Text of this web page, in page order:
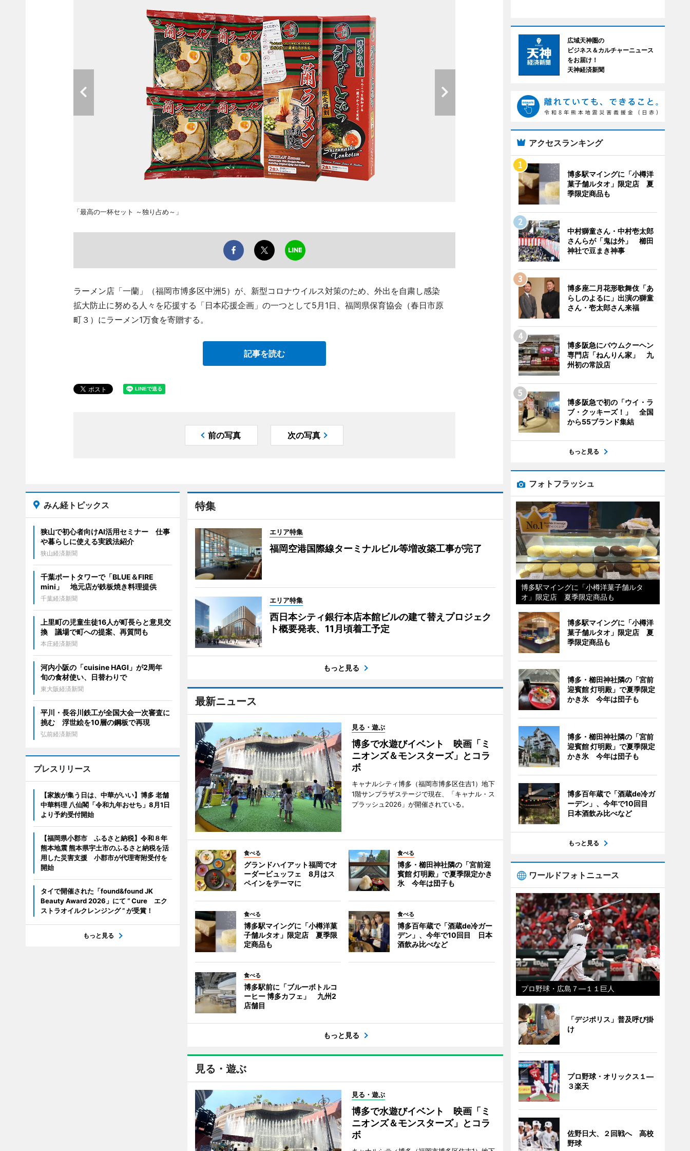
「最高の一杯セット ～独り占め～」
ラーメン店「一蘭」（福岡市博多区中洲5）が、新型コロナウイルス対策のため、外出を自粛し感染
拡大防止に努める人々を応援する「日本応援企画」の一つとして5月1日、福岡県保育協会（春日市原
町３）にラーメン1万食を寄贈する。
記事を読む
前の写真 次の写真
特集
エリア特集
福岡空港国際線ターミナルビル等増改築工事が完了
エリア特集
西日本シティ銀行本店本館ビルの建て替えプロジェク
ト概要発表、11月頃着工予定
もっと見る
最新ニュース
見る・遊ぶ
博多で水遊びイベント 映画「ミ
ニオンズ＆モンスターズ」とコラ
ボ
キャナルシティ博多（福岡市博多区住吉1）地下
1階サンプラザステージで現在、「キャナル・ス
プラッシュ2026」が開催されている。
食べる
グランドハイアット福岡でオ
ーダービュッフェ 8月はス
ペインをテーマに
食べる
博多・櫛田神社隣の「宮前迎
賓館 灯明殿」で夏季限定かき
氷 今年は団子も
食べる
博多駅マイングに「小樽洋菓
子舗ルタオ」限定店 夏季限
定商品も
食べる
博多百年蔵で「酒蔵de冷ガー
デン」、今年で10回目 日本
酒飲み比べなど
食べる
博多駅前に「ブルーボトルコ
ーヒー 博多カフェ」 九州2
店舗目
もっと見る
見る・遊ぶ
見る・遊ぶ
博多で水遊びイベント 映画「ミ
ニオンズ＆モンスターズ」とコラ
ボ
みん経トピックス
狭山で初心者向けAI活用セミナー 仕事
や暮らしに使える実践法紹介
狭山経済新聞
千葉ポートタワーで「BLUE＆FIRE
mini」 地元店が鉄板焼き料理提供
千葉経済新聞
上里町の児童生徒16人が町長らと意見交
換 議場で町への提案、再質問も
本庄経済新聞
河内小阪の「cuisine HAGI」が2周年
旬の食材使い、日替わりで
東大阪経済新聞
平川・長谷川鉄工が全国大会一次審査に
挑む 浮世絵を10層の鋼板で再現
弘前経済新聞
プレスリリース
【家族が集う日は、中華がいい】博多 老舗
中華料理 八仙閣「令和九年おせち」8月1日
より予約受付開始
【福岡県小郡市 ふるさと納税】令和８年
熊本地震 熊本県宇土市のふるさと納税を活
用した災害支援 小郡市が代理寄附受付を
開始
タイで開催された「found&found JK
Beauty Award 2026」にて “ Cure エク
ストラオイルクレンジング ” が受賞！
もっと見る
広域天神圏の
ビジネス＆カルチャーニュース
をお届け！
天神経済新聞
アクセスランキング
博多駅マイングに「小樽洋
菓子舗ルタオ」限定店 夏
季限定商品も
中村獅童さん・中村壱太郎
さんらが「鬼は外」 櫛田
神社で豆まき神事
博多座二月花形歌舞伎「あ
らしのよるに」出演の獅童
さん・壱太郎さん来福
博多阪急にバウムクーヘン
専門店「ねんりん家」 九
州初の常設店
博多阪急で初の「ウイ・ラ
ブ・クッキーズ！」 全国
から55ブランド集結
もっと見る
フォトフラッシュ
博多駅マイングに「小樽洋菓子舗ルタ
オ」限定店 夏季限定商品も
博多駅マイングに「小樽洋
菓子舗ルタオ」限定店 夏
季限定商品も
博多・櫛田神社隣の「宮前
迎賓館 灯明殿」で夏季限定
かき氷 今年は団子も
博多・櫛田神社隣の「宮前
迎賓館 灯明殿」で夏季限定
かき氷 今年は団子も
博多百年蔵で「酒蔵de冷ガ
ーデン」、今年で10回目
日本酒飲み比べなど
もっと見る
ワールドフォトニュース
プロ野球・広島７―１１巨人
「デジポリス」普及呼び掛
け
プロ野球・オリックス１―
３楽天
佐野日大、２回戦へ 高校
野球